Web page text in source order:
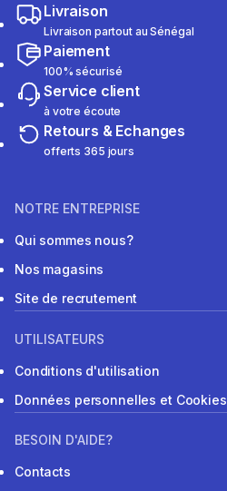
Livraison
Livraison partout au Sénégal
Paiement
100% sécurisé
Service client
à votre écoute
Retours & Echanges
offerts 365 jours
NOTRE ENTREPRISE
Qui sommes nous?
Nos magasins
Site de recrutement
UTILISATEURS
Conditions d'utilisation
Données personnelles et Cookies
BESOIN D'AIDE?
Contacts